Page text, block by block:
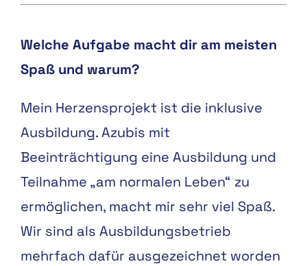
Welche Aufgabe macht dir am meisten
Spaß und warum?
Mein Herzensprojekt ist die inklusive
Ausbildung. Azubis mit
Beeinträchtigung eine Ausbildung und
Teilnahme „am normalen Leben“ zu
ermöglichen, macht mir sehr viel Spaß.
Wir sind als Ausbildungsbetrieb
mehrfach dafür ausgezeichnet worden